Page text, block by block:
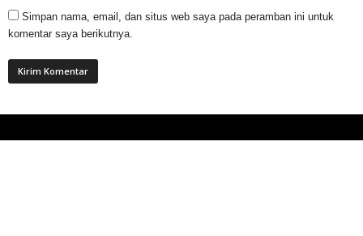
Simpan nama, email, dan situs web saya pada peramban ini untuk
komentar saya berikutnya.